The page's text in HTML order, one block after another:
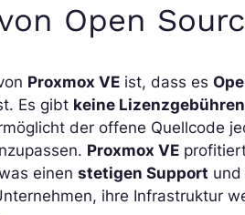
Open
Proxmox VE ist, dass es
Es gibt keine Lizenzgebühren
der offene Quellcode
Proxmox VE
einenstetigen Support und
ihre Infrastruktur